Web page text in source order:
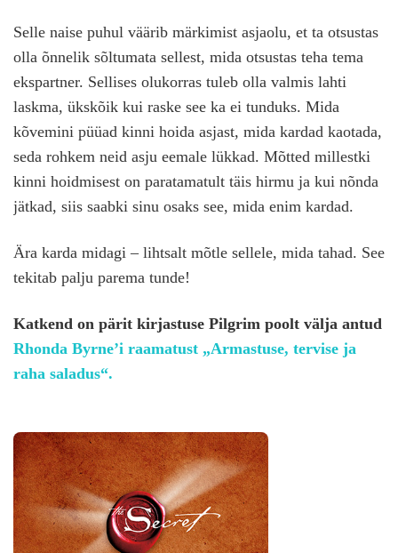
Selle naise puhul väärib märkimist asjaolu, et ta otsustas
olla õnnelik sõltumata sellest, mida otsustas teha tema
ekspartner. Sellises olukorras tuleb olla valmis lahti
laskma, ükskõik kui raske see ka ei tunduks. Mida
kõvemini püüad kinni hoida asjast, mida kardad kaotada,
seda rohkem neid asju eemale lükkad. Mõtted millestki
kinni hoidmisest on paratamatult täis hirmu ja kui nõnda
jätkad, siis saabki sinu osaks see, mida enim kardad.
Ära karda midagi – lihtsalt mõtle sellele, mida tahad. See
tekitab palju parema tunde!
Katkend on pärit kirjastuse Pilgrim poolt välja antud
Rhonda Byrne’i raamatust „Armastuse, tervise ja
raha saladus“.